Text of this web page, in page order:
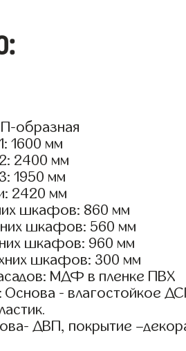
образная
1600 мм
2400 мм
1950 мм
2420 мм
шкафов: 860 мм
шкафов: 560 мм
шкафов: 960 мм
шкафов: 300 мм
МДФ в пленке ПВХ
Основа - влагостойкое
ДВП, покрытие